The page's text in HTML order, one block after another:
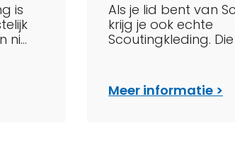
is
ni...
Als je lid bent van
krijg je ook echte
Scoutingkleding. Die
Meer informatie